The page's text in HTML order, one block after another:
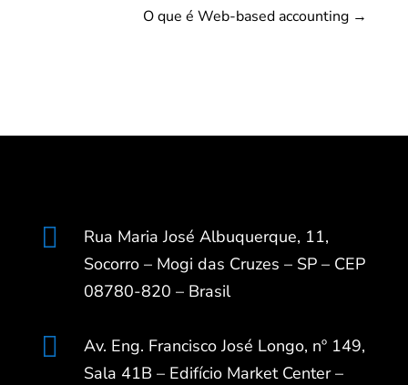
O que é Web-based accounting →

Rua Maria José Albuquerque, 11,
Socorro – Mogi das Cruzes – SP – CEP
08780-820 – Brasil

Av. Eng. Francisco José Longo, nº 149,
Sala 41B – Edifício Market Center –